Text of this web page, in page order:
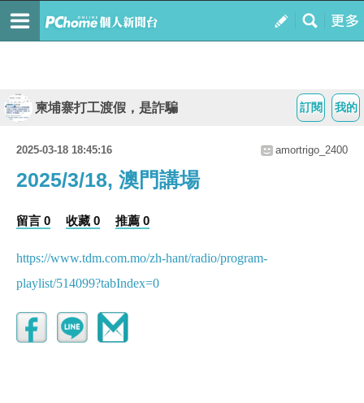
我的
訂閱
柬埔寨打工渡假，是詐騙
2025-03-18 18:45:16 amortrigo_2400
2025/3/18, 澳門講場
留言 0 收藏 0 推薦 0
https://www.tdm.com.mo/zh-hant/radio/program-
playlist/514099?tabIndex=0